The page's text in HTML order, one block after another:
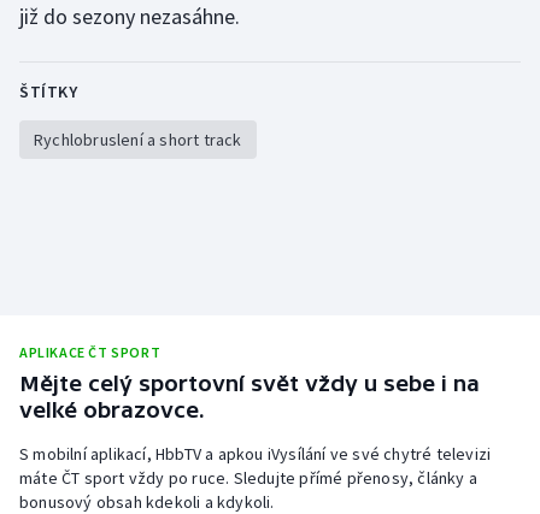
již do sezony nezasáhne.
ŠTÍTKY
Rychlobruslení a short track
APLIKACE ČT SPORT
Mějte celý sportovní svět vždy u sebe i na
velké obrazovce.
S mobilní aplikací, HbbTV a apkou iVysílání ve své chytré televizi
máte ČT sport vždy po ruce. Sledujte přímé přenosy, články a
bonusový obsah kdekoli a kdykoli.